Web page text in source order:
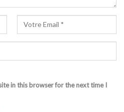
in this browser for the next time I